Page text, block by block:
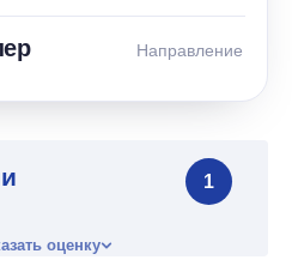
Направление
1
оценку